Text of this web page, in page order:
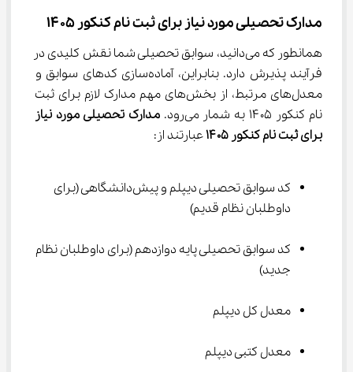
مدارک تحصیلی مورد نیاز برای ثبت نام کنکور ۱۴۰۵
همانطور که می‌دانید، سوابق تحصیلی شما نقش کلیدی در
فرآیند پذیرش دارد. بنابراین، آماده‌سازی کدهای سوابق و
معدل‌های مرتبط، از بخش‌های مهم مدارک لازم برای ثبت
نام کنکور ۱۴۰۵ به شمار می‌رود.
مدارک تحصیلی مورد نیاز
برای ثبت نام کنکور ۱۴۰۵
عبارتند از:
کد سوابق تحصیلی دیپلم و پیش‌دانشگاهی (برای
داوطلبان نظام قدیم)
کد سوابق تحصیلی پایه دوازدهم (برای داوطلبان نظام
جدید)
معدل کل دیپلم
معدل کتبی دیپلم